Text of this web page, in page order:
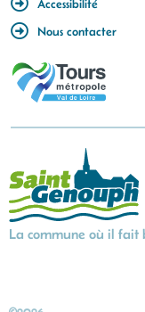
Accessibilité
Nous contacter
La commune où il fait